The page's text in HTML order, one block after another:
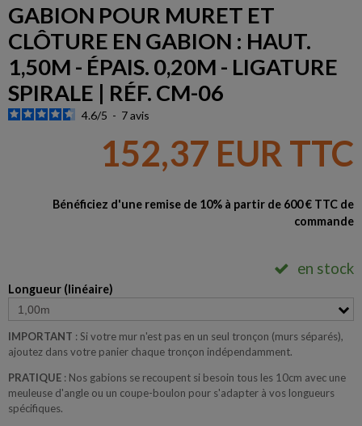
GABION POUR MURET ET
CLÔTURE EN GABION : HAUT.
1,50M - ÉPAIS. 0,20M - LIGATURE
SPIRALE | RÉF. CM-06
4.6/5 - 7avis
152,37 EUR TTC
Bénéficiez d'une remise de 10% à partir de 600 € TTC de
commande
en stock
Longueur (linéaire)
IMPORTANT : Si votre mur n'est pas en un seul tronçon (murs séparés),
ajoutez dans votre panier chaque tronçon indépendamment.
PRATIQUE : Nos gabions se recoupent si besoin tous les 10cm avec une
meuleuse d'angle ou un coupe-boulon pour s'adapter à vos longueurs
spécifiques.